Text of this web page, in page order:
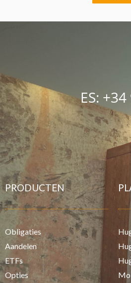
ES:
PRODUCTEN
Obligaties
Aandelen
ETFs
Opties